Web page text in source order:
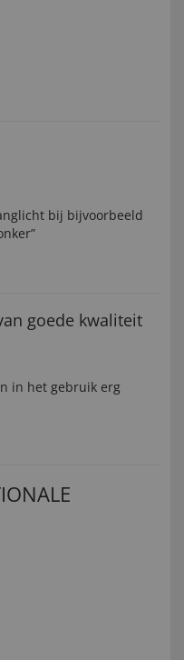
bij bijvoorbeeld
goede kwaliteit
in het gebruik erg